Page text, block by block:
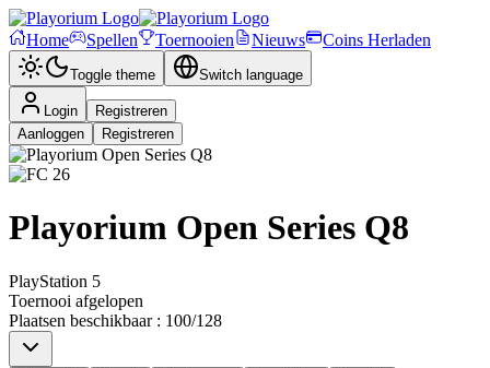
Home Spellen Toernooien Nieuws Coins Herladen
Toggle theme Switch language
Login
Registreren
Aanloggen
Registreren
Playorium Open Series Q8
PlayStation 5
Toernooi afgelopen
Plaatsen beschikbaar: 100/128